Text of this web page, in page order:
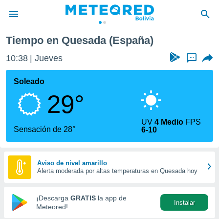
de
ha
calidad.
a este
las
y
forma
digital
basada
Tiempo en Quesada (España)
10:38 Jueves ...
Soleado
29°
Sensación de 28°
UV4 Medio FPS
6-10
Aviso de nivel amarillo
Alerta moderada por altas temperaturas en Quesada hoy
¡Descarga GRATIS la app de
Meteored!
Instalar